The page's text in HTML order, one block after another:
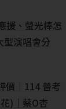
援、螢光棒怎
型演唱會分
價｜114 普考
)｜蔡O杏